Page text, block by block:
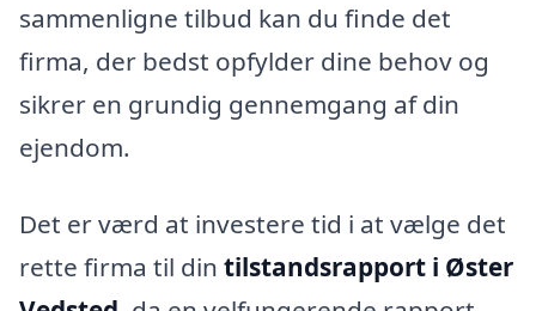
sammenligne tilbud kan du finde det
firma, der bedst opfylder dine behov og
sikrer en grundig gennemgang af din
ejendom.
Det er værd at investere tid i at vælge det
rette firma til din tilstandsrapport i Øster